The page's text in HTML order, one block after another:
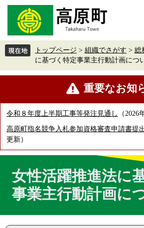
先
頭
を
飛
トップページ > 組織でさがす > 総
に基づく特定事業主行動計画につ
重要なお知
令和８年度上半期工事等発注見通し 2026
高原町指名競争入札参加資格審査申請書提
更新
女性活躍推進法に
事業主行動計画に